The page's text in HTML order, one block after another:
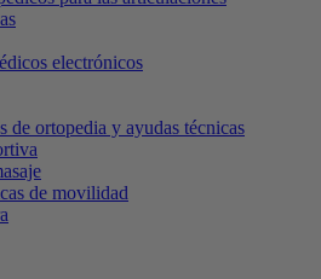
electrónicos
de ortopedia y ayudas técnicas
de movilidad